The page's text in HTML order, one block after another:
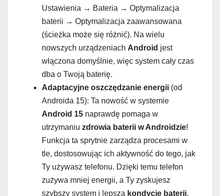
Ustawienia → Bateria → Optymalizacja
baterii → Optymalizacja zaawansowana
(ścieżka może się różnić). Na wielu
nowszych urządzeniach Android jest
włączona domyślnie, więc system cały czas
dba o Twoją baterię.
Adaptacyjne oszczędzanie energii (od
Androida 15): Ta nowość w systemie
Android 15 naprawdę pomaga w
utrzymaniu zdrowia baterii w Androidzie!
Funkcja ta sprytnie zarządza procesami w
tle, dostosowując ich aktywność do tego, jak
Ty używasz telefonu. Dzięki temu telefon
zużywa mniej energii, a Ty zyskujesz
szybszy system i lepszą kondycję baterii.